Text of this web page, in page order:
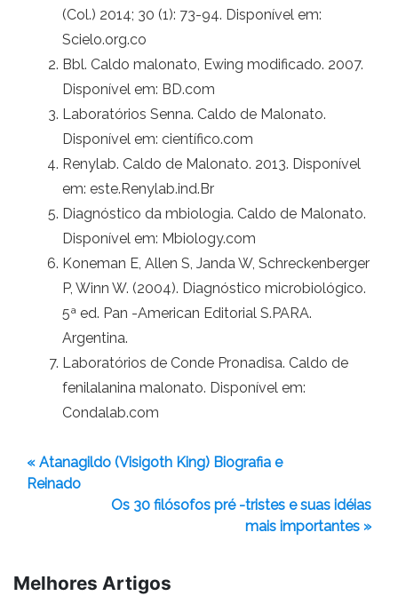
(Col.) 2014; 30 (1): 73-94. Disponível em:
Scielo.org.co
Bbl. Caldo malonato, Ewing modificado. 2007.
Disponível em: BD.com
Laboratórios Senna. Caldo de Malonato.
Disponível em: científico.com
Renylab. Caldo de Malonato. 2013. Disponível
em: este.Renylab.ind.Br
Diagnóstico da mbiologia. Caldo de Malonato.
Disponível em: Mbiology.com
Koneman E, Allen S, Janda W, Schreckenberger
P, Winn W. (2004). Diagnóstico microbiológico.
5ª ed. Pan -American Editorial S.PARA.
Argentina.
Laboratórios de Conde Pronadisa. Caldo de
fenilalanina malonato. Disponível em:
Condalab.com
« Atanagildo (Visigoth King) Biografia e
Reinado
Os 30 filósofos pré -tristes e suas idéias
mais importantes »
Melhores Artigos